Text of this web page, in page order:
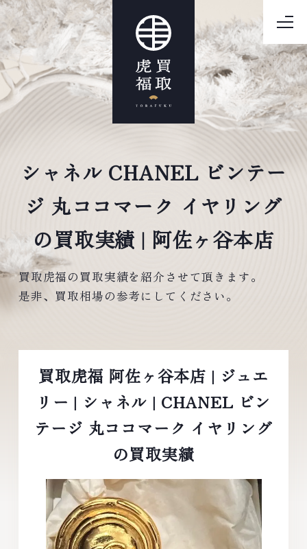
シャネル CHANEL ビンテー
ジ 丸ココマーク イヤリング
の買取実績 | 阿佐ヶ谷本店
買取虎福の買取実績を紹介させて頂きます。
是非、買取相場の参考にしてください。
買取虎福 阿佐ヶ谷本店 | ジュエ
リー | シャネル | CHANEL ビン
テージ 丸ココマーク イヤリング
の買取実績